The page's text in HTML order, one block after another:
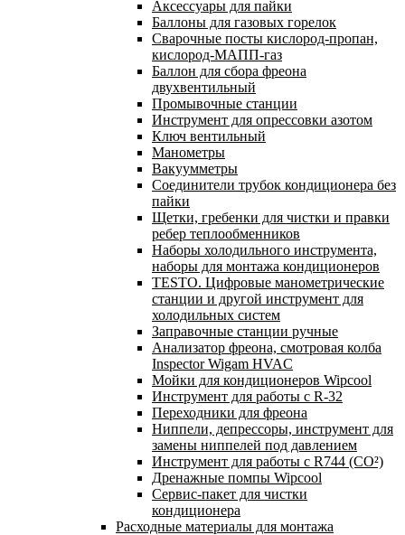
Аксессуары для пайки
Баллоны для газовых горелок
Сварочные посты кислород-пропан,
кислород-МАПП-газ
Баллон для сбора фреона
двухвентильный
Промывочные станции
Инструмент для опрессовки азотом
Ключ вентильный
Манометры
Вакуумметры
Соединители трубок кондиционера без
пайки
Щетки, гребенки для чистки и правки
ребер теплообменников
Наборы холодильного инструмента,
наборы для монтажа кондиционеров
TESTO. Цифровые манометрические
станции и другой инструмент для
холодильных систем
Заправочные станции ручные
Анализатор фреона, смотровая колба
Inspector Wigam HVAC
Мойки для кондиционеров Wipcool
Инструмент для работы с R-32
Переходники для фреона
Ниппели, депрессоры, инструмент для
замены ниппелей под давлением
Инструмент для работы с R744 (CO²)
Дренажные помпы Wipcool
Сервис-пакет для чистки
кондиционера
Расходные материалы для монтажа